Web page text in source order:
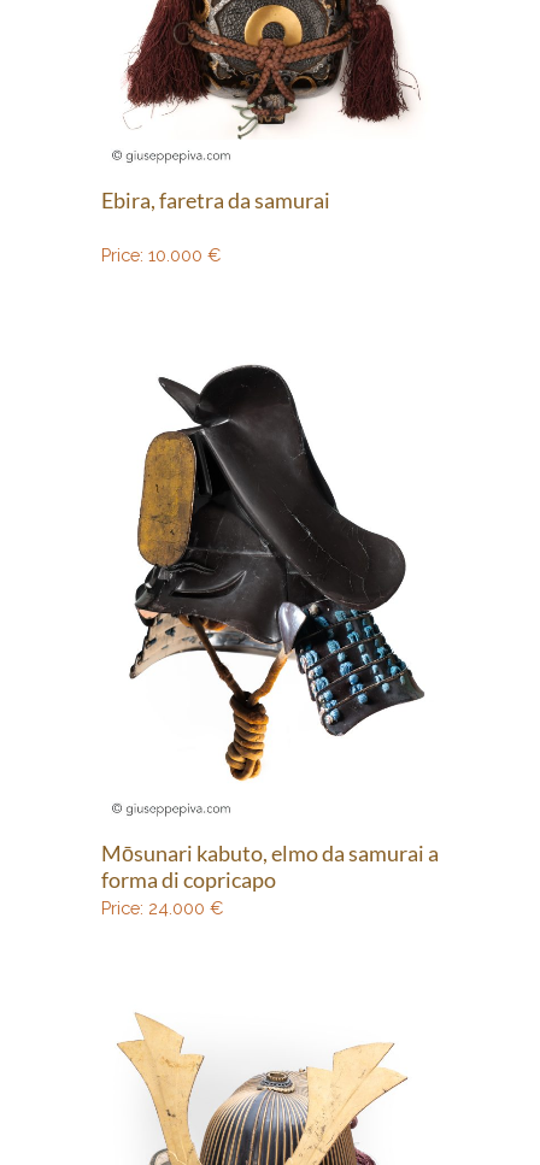
Ebira, faretra da samurai
Price: 10.000 €
Mōsunari kabuto, elmo da samurai a
forma di copricapo
Price: 24.000 €